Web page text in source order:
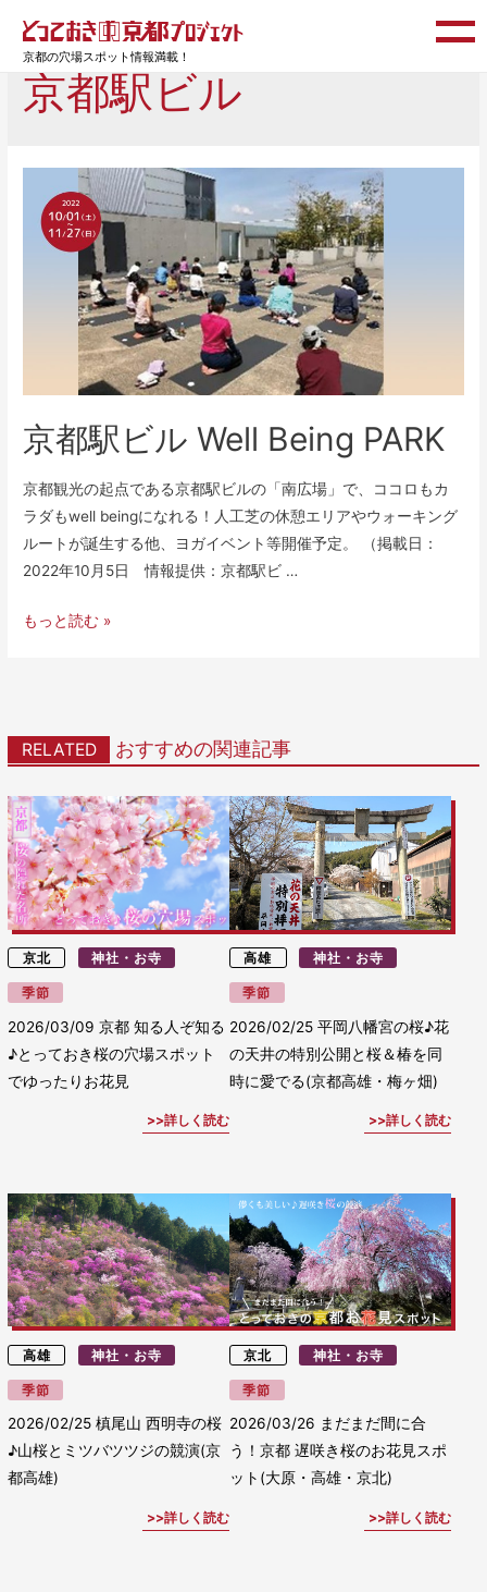
京都の穴場スポット情報満載！
京都駅ビル
京都駅ビル Well Being PARK
京都観光の起点である京都駅ビルの「南広場」で、ココロもカ
ラダもwell beingになれる！人工芝の休憩エリアやウォーキング
ルートが誕生する他、ヨガイベント等開催予定。 （掲載日：
2022年10月5日 情報提供：京都駅ビ …
もっと読む »
RELATED おすすめの関連記事
京北 神社・お寺
季節
2026/03/09京都 知る人ぞ知る
♪とっておき桜の穴場スポット
でゆったりお花見
詳しく読む
高雄 神社・お寺
季節
2026/02/25 平岡八幡宮の桜♪花
の天井の特別公開と桜＆椿を同
時に愛でる(京都高雄・梅ヶ畑)
詳しく読む
高雄 神社・お寺
季節
2026/02/25槙尾山 西明寺の桜
♪山桜とミツバツツジの競演(京
都高雄)
詳しく読む
京北 神社・お寺
季節
2026/03/26 まだまだ間に合
う！京都 遅咲き桜のお花見スポ
ット(大原・高雄・京北)
詳しく読む